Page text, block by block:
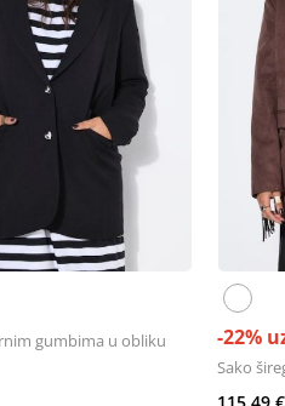
gumbima u obliku
-22%
Sako